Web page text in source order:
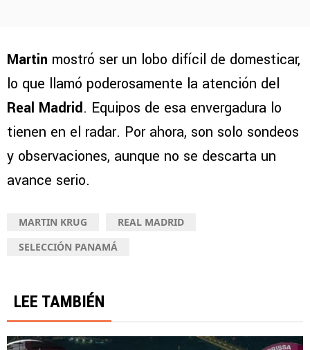
Martin mostró ser un lobo difícil de domesticar,
lo que llamó poderosamente la atención del
Real Madrid. Equipos de esa envergadura lo
tienen en el radar. Por ahora, son solo sondeos
y observaciones, aunque no se descarta un
avance serio.
MARTIN KRUG
REAL MADRID
SELECCIÓN PANAMÁ
LEE TAMBIÉN